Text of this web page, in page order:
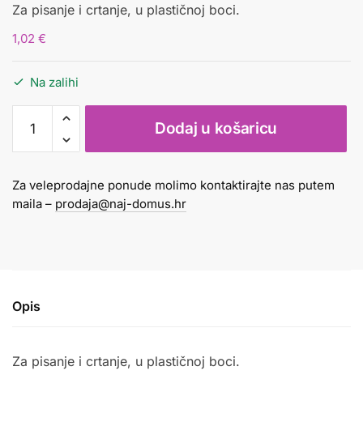
Za pisanje i crtanje, u plastičnoj boci.
1,02 €
Na zalihi
crni
Kooh-
Noor
20ml
Dodaj u košaricu
Za veleprodajne ponude molimo kontaktirajte nas putem
maila – prodaja@naj-domus.hr
Opis
Za pisanje i crtanje, u plastičnoj boci.